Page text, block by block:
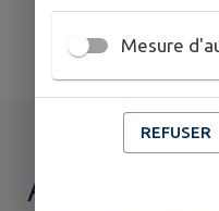
Signaler
AGENDA
Mesure
REFUSER